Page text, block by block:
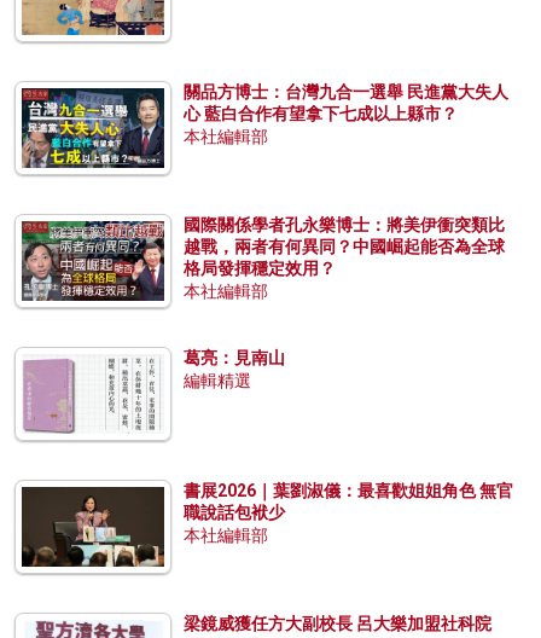
關品方博士：台灣九合一選舉 民進黨大失人
心 藍白合作有望拿下七成以上縣市？
本社編輯部
國際關係學者孔永樂博士：將美伊衝突類比
越戰，兩者有何異同？中國崛起能否為全球
格局發揮穩定效用？
本社編輯部
葛亮：見南山
編輯精選
書展2026｜葉劉淑儀：最喜歡姐姐角色 無官
職說話包袱少
本社編輯部
梁鏡威獲任方大副校長 呂大樂加盟社科院